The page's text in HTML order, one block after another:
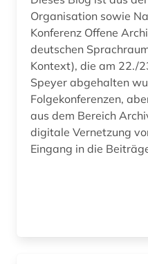
hochschulschriften (1)
hochschulwesen (9)
Organisation sowie
Konferenz Offene
deutschen
Kontext), die am 22./
Speyer abgehalten
Folgekonferenzen,
aus dem Bereich
digitale Vernetzung
Eingang in die